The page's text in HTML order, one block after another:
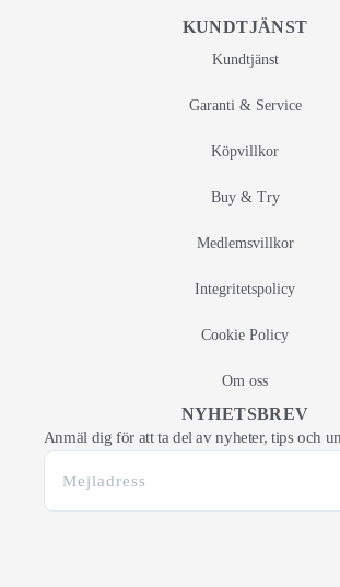
KUNDTJÄNST
Kundtjänst
Garanti & Service
Köpvillkor
Buy & Try
Medlemsvillkor
Integritetspolicy
Cookie Policy
Om oss
NYHETSBREV
Anmäl dig för att ta del av nyheter, tips och